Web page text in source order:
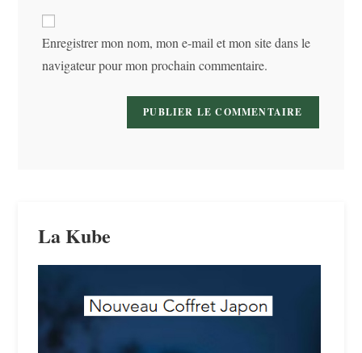
votre
site
(facultatif)
Enregistrer mon nom, mon e-mail et mon site dans le
navigateur pour mon prochain commentaire.
La Kube